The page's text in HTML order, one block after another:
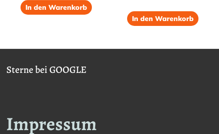
In den Warenkorb
In den Warenkorb
Sterne bei GOOGLE
Impressum